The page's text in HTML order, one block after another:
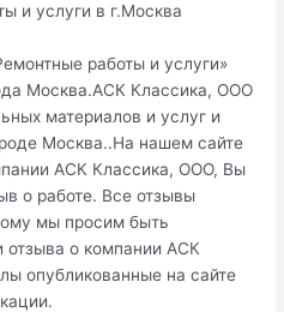
и услуги в г.Москва
работы и услуги»
Москва.АСК Классика, ООО
материалов и услуг и
Москва..На нашем сайте
АСК Классика, ООО, Вы
о работе. Все отзывы
мы просим быть
отзыва о компании АСК
опубликованные на сайте